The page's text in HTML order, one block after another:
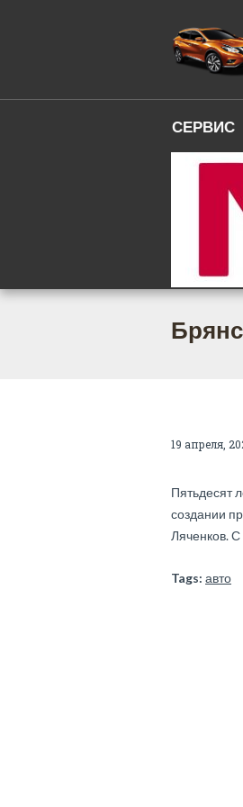
СЕРВИС
19 апреля,
Пятьдесят
создании
Ляченков. С
Tags: авто